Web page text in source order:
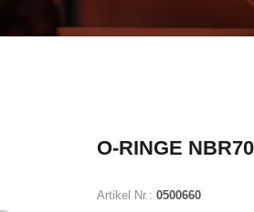
O-RINGE
Artikel Nr.: 0500660